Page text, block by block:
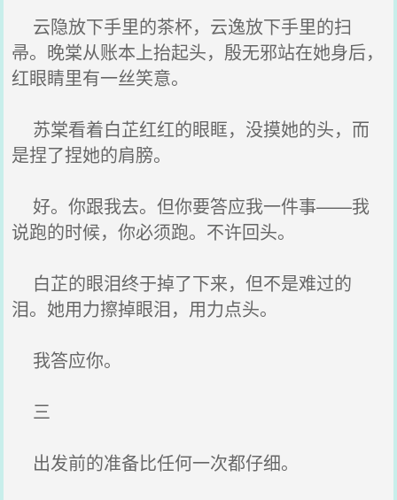
云隐放下手里的茶杯，云逸放下手里的扫
帚。晚棠从账本上抬起头，殷无邪站在她身后，
红眼睛里有一丝笑意。
苏棠看着白芷红红的眼眶，没摸她的头，而
是捏了捏她的肩膀。
好。你跟我去。但你要答应我一件事——我
说跑的时候，你必须跑。不许回头。
白芷的眼泪终于掉了下来，但不是难过的
泪。她用力擦掉眼泪，用力点头。
我答应你。
三
出发前的准备比任何一次都仔细。